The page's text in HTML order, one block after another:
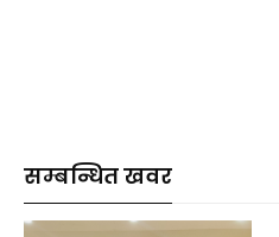
सम्बन्धित खवर